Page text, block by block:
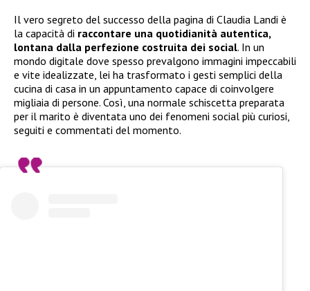
Il vero segreto del successo della pagina di Claudia Landi è
la capacità di raccontare una quotidianità autentica,
lontana dalla perfezione costruita dei social. In un
mondo digitale dove spesso prevalgono immagini impeccabili
e vite idealizzate, lei ha trasformato i gesti semplici della
cucina di casa in un appuntamento capace di coinvolgere
migliaia di persone. Così, una normale schiscetta preparata
per il marito è diventata uno dei fenomeni social più curiosi,
seguiti e commentati del momento.